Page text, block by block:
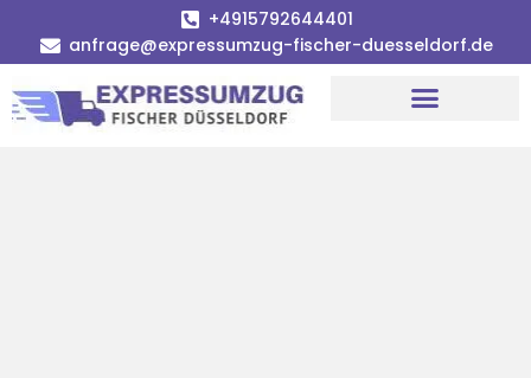
+4915792644401
anfrage@expressumzug-fischer-duesseldorf.de